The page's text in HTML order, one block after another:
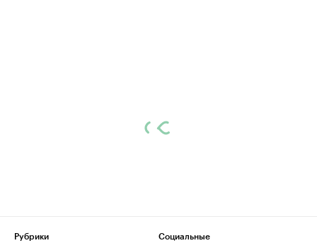
Рубрики
Социальные